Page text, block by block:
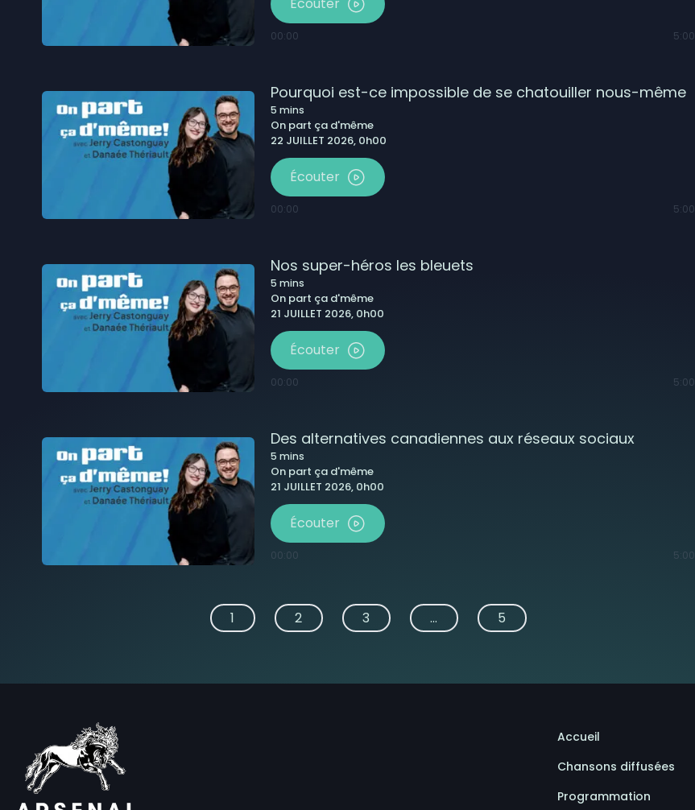
00:00 5:00
Pourquoi est-ce impossible de se chatouiller nous-même
5 mins
On part ça d'même
22 JUILLET 2026, 0h00
Écouter
00:00 5:00
Nos super-héros les bleuets
5 mins
On part ça d'même
21 JUILLET 2026, 0h00
Écouter
00:00 5:00
Des alternatives canadiennes aux réseaux sociaux
5 mins
On part ça d'même
21 JUILLET 2026, 0h00
Écouter
00:00 5:00
1 2 3 ... 5
Accueil
Chansons diffusées
Programmation